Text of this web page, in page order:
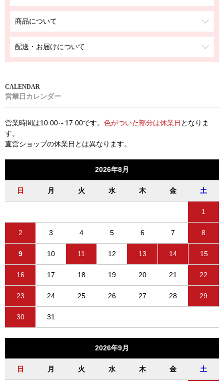
商品について
配送・お届けについて
営業日カレンダー
営業時間は10:00～17:00です。 色がついた部分は休業日 となりま
す。
直営ショップの休業日とは異なります。
2026年8月
日 月 火 水 木 金 土
1
2 3 4 5 6 7 8
9 10 11 12 13 14 15
16 17 18 19 20 21 22
23 24 25 26 27 28 29
30 31
2026年9月
日 月 火 水 木 金 土